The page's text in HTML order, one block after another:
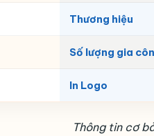
Thương hiệu
Số lượng gia
In Logo
Thông tin cơ